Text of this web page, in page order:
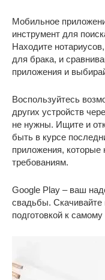
Мобильное
инструмент для
Находите
для брака, и
приложения и
Воспользуйтесь
других устройств
не нужны. Ищите и
быть в курсе
приложения, которые
требованиям.
Google Play – ваш
свадьбы.
подготовкой к